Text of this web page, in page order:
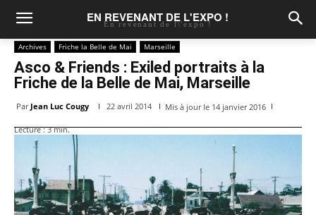
EN REVENANT DE L'EXPO !
En revenant de l\'expo !
Archives Friche la Belle de Mai Marseille
Asco & Friends : Exiled portraits à la
Friche de la Belle de Mai, Marseille
Par Jean Luc Cougy 22 avril 2014 Mis à jour le 14 janvier 2016
Lecture :3min.